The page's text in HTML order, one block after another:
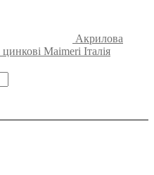
Акрилова
Maimeri Італія